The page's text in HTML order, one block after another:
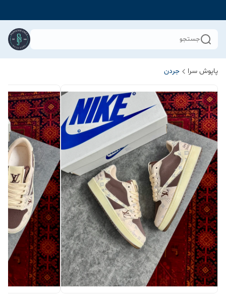
جستجو
پاپوش سرا جردن